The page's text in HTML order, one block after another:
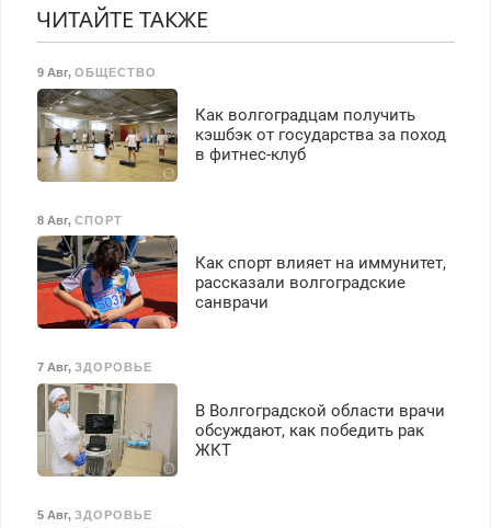
Ежемесячно
выплачивается денежная
премия. Возможно
безопасности с з/п до
125000 руб.
ЧИТАЙТЕ ТАКЖЕ
9 Авг, ОБЩЕСТВО
Как волгоградцам получить
кэшбэк от государства за поход
в фитнес-клуб
8 Авг, СПОРТ
Как спорт влияет на иммунитет,
рассказали волгоградские
санврачи
7 Авг, ЗДОРОВЬЕ
В Волгоградской области врачи
обсуждают, как победить рак
ЖКТ
5 Авг, ЗДОРОВЬЕ